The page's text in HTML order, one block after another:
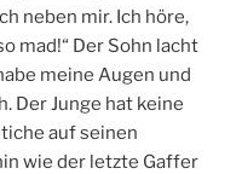
neben mir. Ich höre,
mad!“ Der Sohn lacht
meine Augen und
Der Junge hat keine
auf seinen
wie der letzte Gaffer